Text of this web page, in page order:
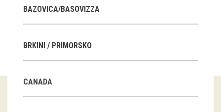
Občasne razstave
E-razstave
BAZOVICA/BASOVIZZA
BRKINI / PRIMORSKO
CANADA